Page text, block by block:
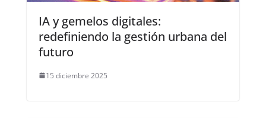
IA y gemelos digitales:
redefiniendo la gestión urbana del
futuro
15 diciembre 2025